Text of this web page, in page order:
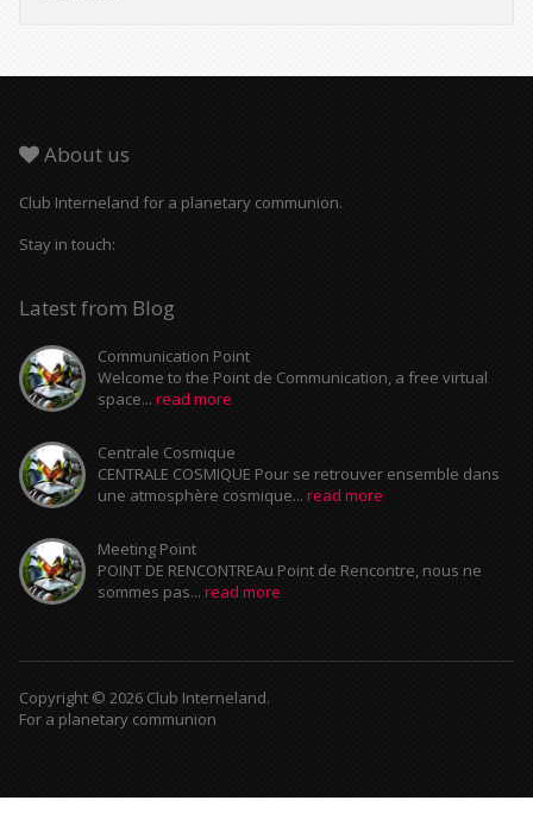
About us
Club Interneland for a planetary communion.
Stay in touch:
Latest from Blog
Communication Point
Welcome to the Point de Communication, a free virtual
space... read more
Centrale Cosmique
CENTRALE COSMIQUE Pour se retrouver ensemble dans
une atmosphère cosmique... read more
Meeting Point
POINT DE RENCONTREAu Point de Rencontre, nous ne
sommes pas... read more
Copyright © 2026 Club Interneland.
For a planetary communion